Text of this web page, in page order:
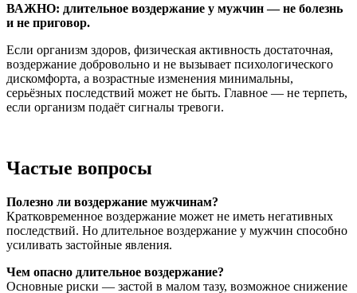
ВАЖНО: длительное воздержание у мужчин — не болезнь
и не приговор.
Если организм здоров, физическая активность достаточная,
воздержание добровольно и не вызывает психологического
дискомфорта, а возрастные изменения минимальны,
серьёзных последствий может не быть. Главное — не терпеть,
если организм подаёт сигналы тревоги.
Частые вопросы
Полезно ли воздержание мужчинам?
Кратковременное воздержание может не иметь негативных
последствий. Но длительное воздержание у мужчин способно
усиливать застойные явления.
Чем опасно длительное воздержание?
Основные риски — застой в малом тазу, возможное снижение